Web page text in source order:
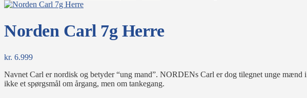
Norden Carl 7g Herre
kr. 6.999
Navnet Carl er nordisk og betyder “ung mand”. NORDENs Carl er dog tilegnet unge
ikke et spørgsmål om årgang, men om tankegang.